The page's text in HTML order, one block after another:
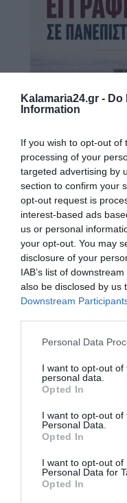
Kalamaria24.gr - Do
Information
If you wish to opt-out of
processing of your
targeted advertising by
section to confirm your
opt-out request is
interest-based ads
us or personal
your opt-out. You may
disclosure of your
IAB’s list of
also be disclosed by us
Downstream
Personal Data
I want to opt-out
personal data.
Opted In
I want to opt-out of
Personal Data.
Opted In
I want to opt-out of
Personal Data for
Opted In